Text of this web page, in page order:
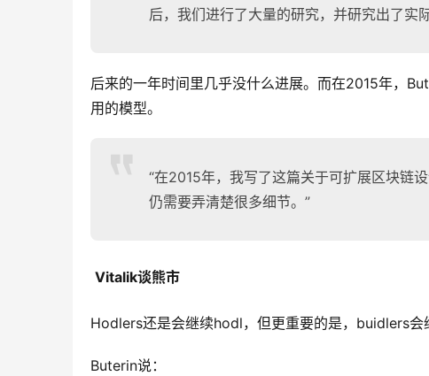
后，我们进行了大量的研究，并研究出了实
后来的一年时间里几乎没什么进展。而在2015年，
用的模型。
“在2015年，我写了这篇关于可扩展区块链
仍需要弄清楚很多细节。”
Vitalik谈熊市
Hodlers还是会继续hodl，但更重要的是，buidlers会
Buterin说：